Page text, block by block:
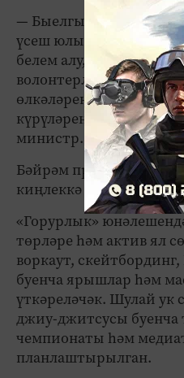
— Быелгы концепция
үсеш юлын чагылдыра.
белем алу, иҗат, спорт,
волонтерлык һәм
өлкәләрендә нинди
күрүләрен телибез, —
министр.
Бәйрәм программасы
киңлеккә бүленәчәк.
«Горурлык»
төрләре һәм актив ял
воркаут,
буенча ярышлар һәм
үткәреләчәк. Шулай ук
джиу-джитсусы
чемпионаты һәм
планлаштырылган.